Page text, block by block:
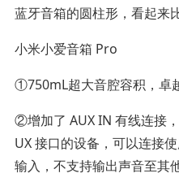
蓝牙音箱的圆柱形，看起来
小米小爱音箱 Pro
①750mL超大音腔容积，卓
②增加了 AUX IN 有线连接
UX 接口的设备，可以连接
输入，不支持输出声音至其